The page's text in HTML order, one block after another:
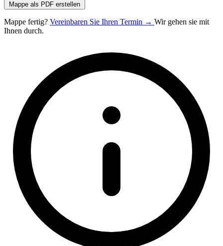
Mappe als PDF erstellen
Mappe fertig? Vereinbaren Sie Ihren Termin → Wir gehen sie mit
Ihnen durch.